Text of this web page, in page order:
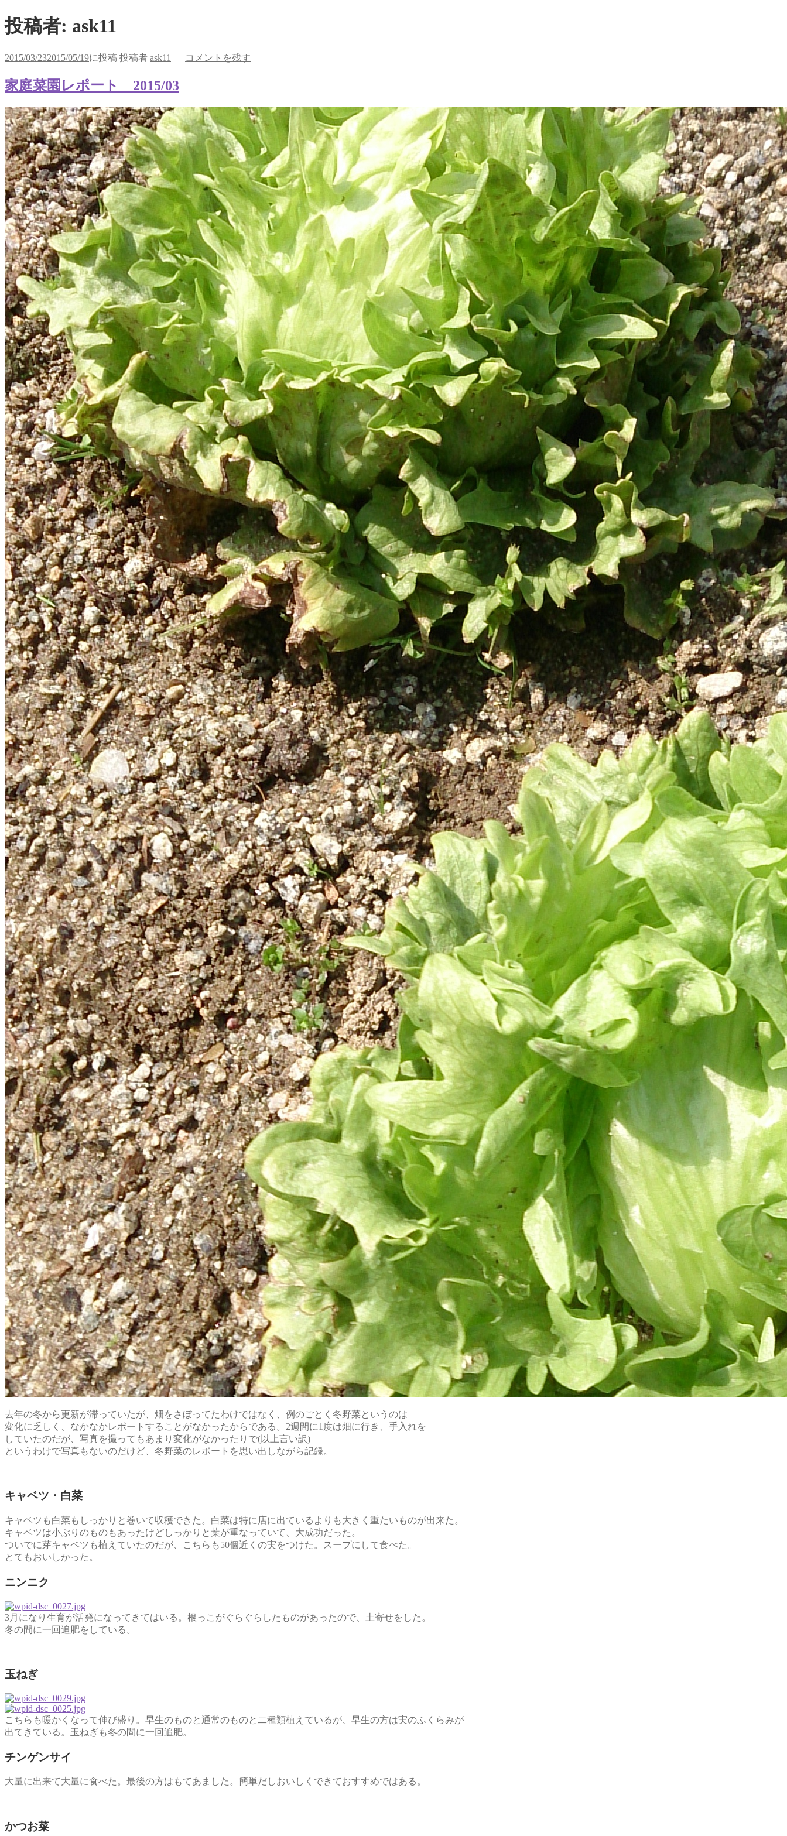
投稿者: ask11
2015/03/232015/05/19に投稿 投稿者 ask11 — コメントを残す
家庭菜園レポート 2015/03
去年の冬から更新が滞っていたが、畑をさぼってたわけではなく、例のごとく冬野菜というのは
変化に乏しく、なかなかレポートすることがなかったからである。2週間に1度は畑に行き、手入れを
していたのだが、写真を撮ってもあまり変化がなかったりで(以上言い訳)
というわけで写真もないのだけど、冬野菜のレポートを思い出しながら記録。
キャベツ・白菜
キャベツも白菜もしっかりと巻いて収穫できた。白菜は特に店に出ているよりも大きく重たいものが出来た。
キャベツは小ぶりのものもあったけどしっかりと葉が重なっていて、大成功だった。
ついでに芽キャベツも植えていたのだが、こちらも50個近くの実をつけた。スープにして食べた。
とてもおいしかった。
ニンニク
3月になり生育が活発になってきてはいる。根っこがぐらぐらしたものがあったので、土寄せをした。
冬の間に一回追肥をしている。
玉ねぎ
こちらも暖かくなって伸び盛り。早生のものと通常のものと二種類植えているが、早生の方は実のふくらみが
出てきている。玉ねぎも冬の間に一回追肥。
チンゲンサイ
大量に出来て大量に食べた。最後の方はもてあました。簡単だしおいしくできておすすめではある。
かつお菜